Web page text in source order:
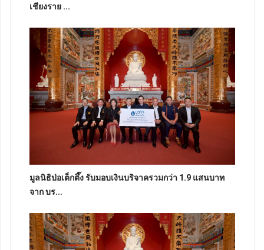
เชียงราย ...
มูลนิธิป่อเต็กตึ๊ง รับมอบเงินบริจาครวมกว่า 1.9 แสนบาท
จาก บร...